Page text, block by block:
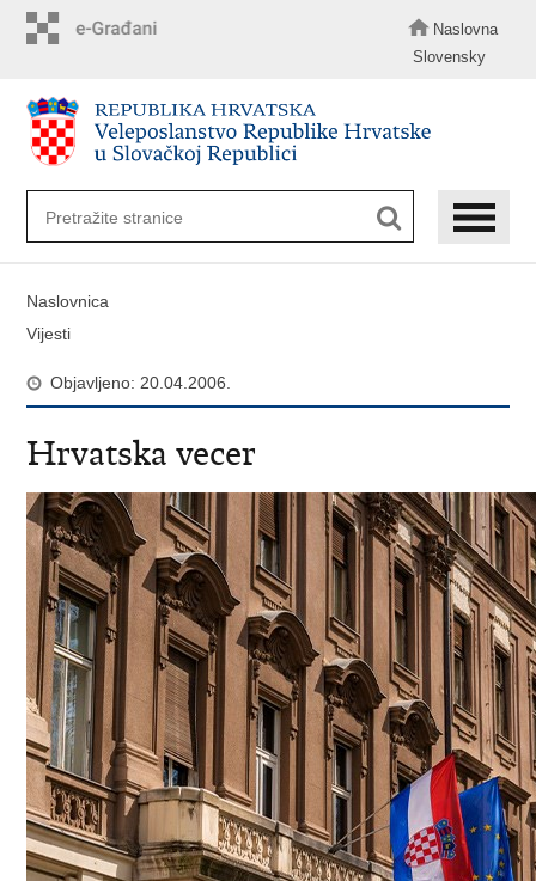
Naslovna
Slovensky
Naslovnica
Vijesti
Objavljeno: 20.04.2006.
Hrvatska vecer